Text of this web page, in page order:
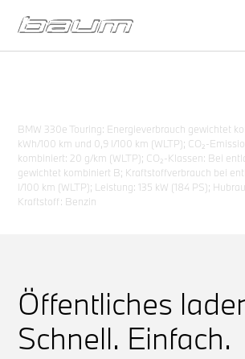
Öffentliches
Elektroautos.
BMW 330e Touring: Energieverbrauch gewichtet
kWh/100 km und 0,9 l/100 km (WLTP); CO₂-
kombiniert: 20 g/km (WLTP); CO₂-Klassen: Bei
gewichtet kombiniert B; Kraftstoffverbrauch bei
l/100 km (WLTP); Leistung: 135 kW (184 PS);
Kraftstoff: Benzin
Öffentliches
Schnell. Einfach.